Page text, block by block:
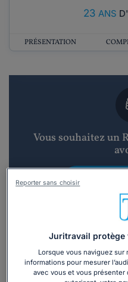
23 ANS
PRÉSENTATION
Vous souhaitez un
Recevoir des
Juritravail protège
Lorsque vous naviguez
informations pour mesurer
avec vous et vous présenter
Reporter sans choisir